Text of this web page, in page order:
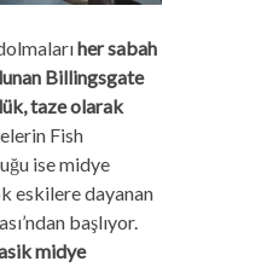
her sabah
Billingsgate
taze olarak
Fish
ise midye
eskilere dayanan
başlıyor.
midye